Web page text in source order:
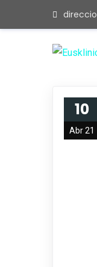
10
Abr 21